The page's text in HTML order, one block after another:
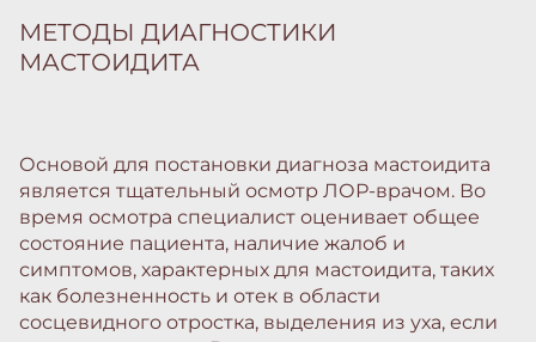
МЕТОДЫ ДИАГНОСТИКИ
МАСТОИДИТА
Основой для постановки диагноза мастоидита
является тщательный осмотр ЛОР-врачом. Во
время осмотра специалист оценивает общее
состояние пациента, наличие жалоб и
симптомов, характерных для мастоидита, таких
как болезненность и отек в области
сосцевидного отростка, выделения из уха, если